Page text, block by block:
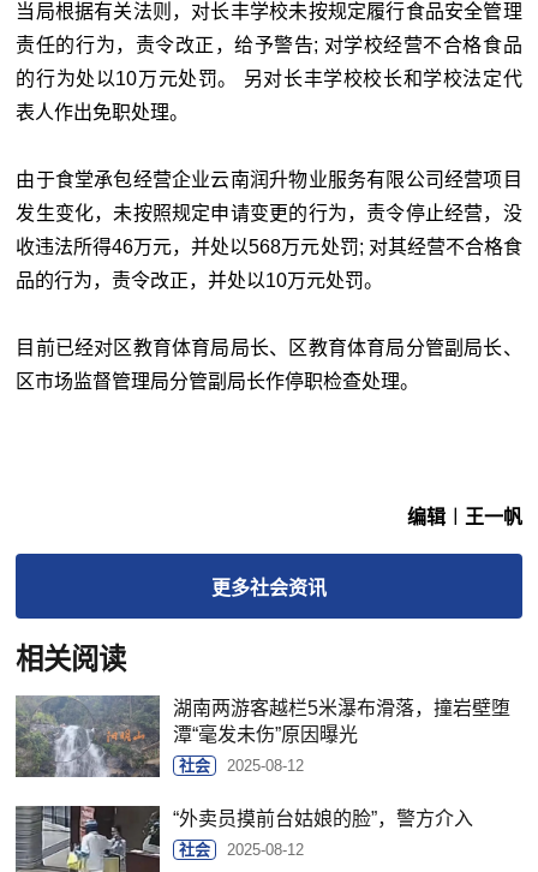
当局根据有关法则，对长丰学校未按规定履行食品安全管理
责任的行为，责令改正，给予警告; 对学校经营不合格食品
的行为处以10万元处罚。 另对长丰学校校长和学校法定代
表人作出免职处理。
由于食堂承包经营企业云南润升物业服务有限公司经营项目
发生变化，未按照规定申请变更的行为，责令停止经营，没
收违法所得46万元，并处以568万元处罚; 对其经营不合格食
品的行为，责令改正，并处以10万元处罚。
目前已经对区教育体育局局长、区教育体育局分管副局长、
区市场监督管理局分管副局长作停职检查处理。
编辑︱王一帆
更多社会资讯
相关阅读
湖南两游客越栏5米瀑布滑落，撞岩壁堕
潭“毫发未伤”原因曝光
社会 2025-08-12
“外卖员摸前台姑娘的脸”，警方介入
社会 2025-08-12